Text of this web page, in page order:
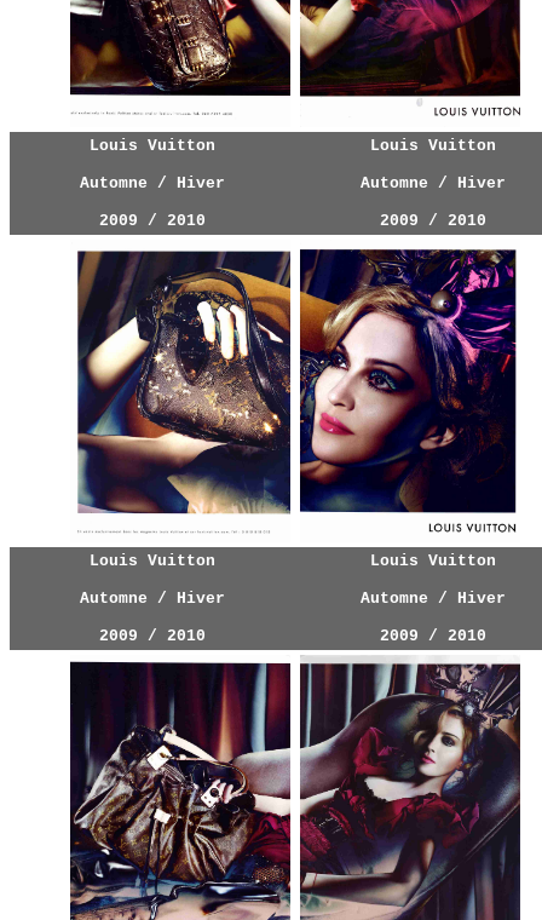
Louis Vuitton
Automne / Hiver
2009 / 2010
Louis Vuitton
Automne / Hiver
2009 / 2010
Louis Vuitton
Automne / Hiver
2009 / 2010
Louis Vuitton
Automne / Hiver
2009 / 2010